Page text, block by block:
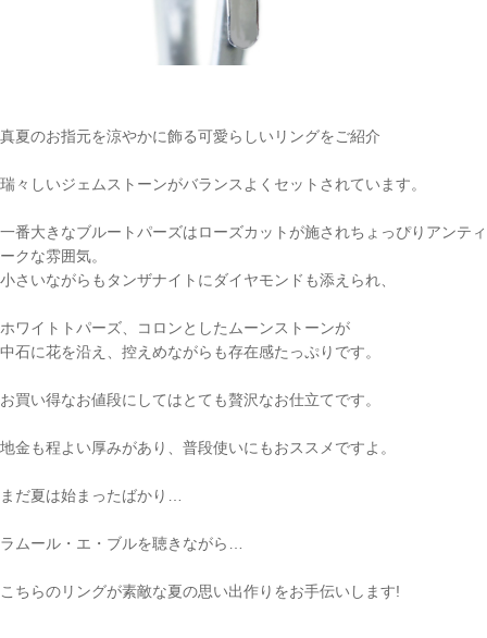
真夏のお指元を涼やかに飾る可愛らしいリングをご紹介
瑞々しいジェムストーンがバランスよくセットされています。
一番大きなブルートパーズはローズカットが施されちょっぴりアンティ
ークな雰囲気。
小さいながらもタンザナイトにダイヤモンドも添えられ、
ホワイトトパーズ、コロンとしたムーンストーンが
中石に花を沿え、控えめながらも存在感たっぷりです。
お買い得なお値段にしてはとても贅沢なお仕立てです。
地金も程よい厚みがあり、普段使いにもおススメですよ。
まだ夏は始まったばかり…
ラムール・エ・ブルを聴きながら…
こちらのリングが素敵な夏の思い出作りをお手伝いします!
カートを見る